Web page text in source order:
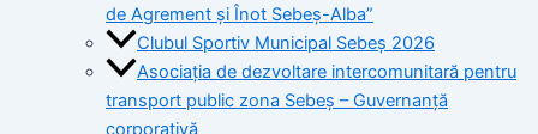
de Agrement și Înot Sebeș-Alba”
Clubul Sportiv Municipal Sebeș 2026
Asociația de dezvoltare intercomunitară pentru
transport public zona Sebeș – Guvernanță
corporativă